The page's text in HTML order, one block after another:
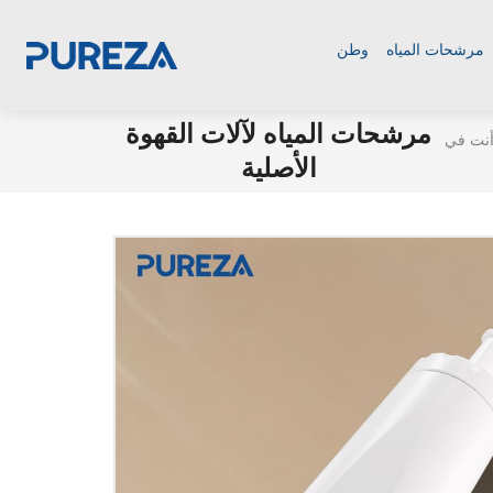
وطن مرشحات المياه
مرشحات المياه لآلات القهوة
الأصلية